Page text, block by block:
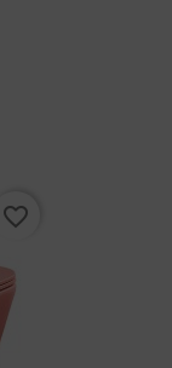
favorite_border